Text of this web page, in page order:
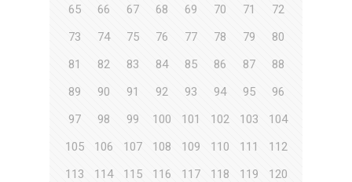
65
66 67 68 69 70 71
72
73
74 75 76 77 78 79
80
81
82 83 84 85 86 87
88
89
90 91 92 93 94 95
96
97
98 99 100 101 102 103
104
105
106 107 108 109 110 111
112
113
114 115 116 117 118 119
120